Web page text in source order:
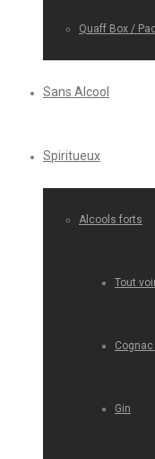
Quaff Box /
Sans Alcool
Spiritueux
Alcools forts
Tout
Gin